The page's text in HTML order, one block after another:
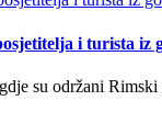
i turista iz
su održani